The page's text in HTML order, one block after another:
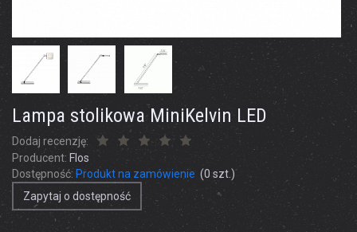
Lampa stolikowa MiniKelvin LED
Dodaj recenzję:
Producent: Flos
Dostępność: Produkt na zamówienie (0 szt.)
Zapytaj o dostępność